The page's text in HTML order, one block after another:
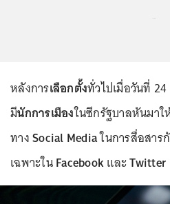
หลังการเลือกตั้งทั่วไปเมื่อวันที่
มีนักการเมืองในซีกรัฐบาลหันมา
ทางSocial Mediaในการสื่อสาร
เฉพาะในFacebookและTwitter